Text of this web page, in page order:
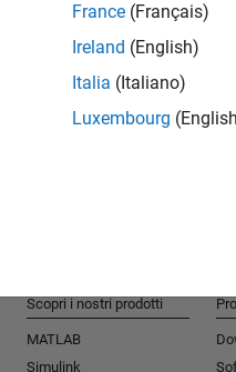
Toolbox and
France (Français)
Ireland (English)
Italia (Italiano)
Luxembourg
Scopri i nostri prodotti
MATLAB
Simulink